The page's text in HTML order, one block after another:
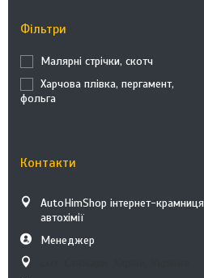
Фільтри
Малярні стрічки, скотч
Харчова плівка, пергамент,
фольга
Контакти
AutoHimShop інтернет-крамниця
автохімії
Менеджер